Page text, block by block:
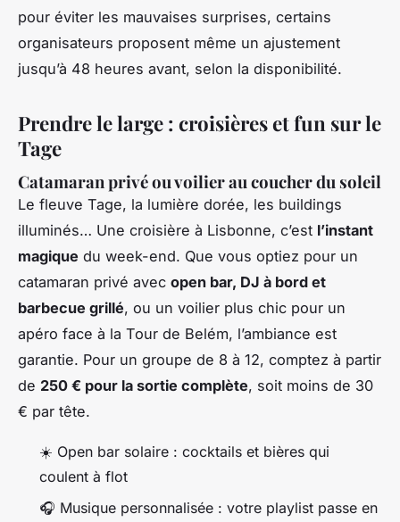
pour éviter les mauvaises surprises, certains
organisateurs proposent même un ajustement
jusqu’à 48 heures avant, selon la disponibilité.
Prendre le large : croisières et fun sur le
Tage
Catamaran privé ou voilier au coucher du soleil
Le fleuve Tage, la lumière dorée, les buildings
illuminés… Une croisière à Lisbonne, c’est l’instant
magique du week-end. Que vous optiez pour un
catamaran privé avec open bar, DJ à bord et
barbecue grillé, ou un voilier plus chic pour un
apéro face à la Tour de Belém, l’ambiance est
garantie. Pour un groupe de 8 à 12, comptez à partir
de 250 € pour la sortie complète, soit moins de 30
€ par tête.
☀️ Open bar solaire : cocktails et bières qui
coulent à flot
🎧 Musique personnalisée : votre playlist passe en